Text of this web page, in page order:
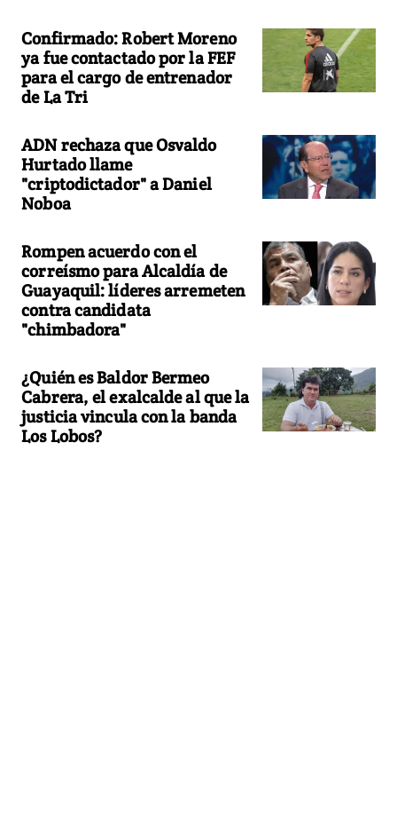
Confirmado: Robert Moreno
ya fue contactado por la FEF
para el cargo de entrenador
de La Tri
ADN rechaza que Osvaldo
Hurtado llame
"criptodictador" a Daniel
Noboa
Rompen acuerdo con el
correísmo para Alcaldía de
Guayaquil: líderes arremeten
contra candidata
"chimbadora"
¿Quién es Baldor Bermeo
Cabrera, el exalcalde al que la
justicia vincula con la banda
Los Lobos?